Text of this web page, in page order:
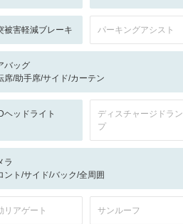
被害軽減ブレーキ パーキングアシスト
バッグ
席/助手席/サイド/カーテン
ヘッドライト
ディスチャージドラン
プ
ラ
ント/サイド/バック/全周囲
リアゲート サンルーフ